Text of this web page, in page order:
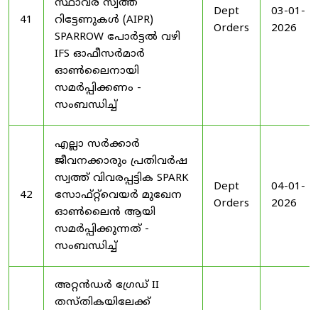
41
സ്ഥാവര സ്വത്ത്
റിട്ടേണുകൾ (AIPR)
SPARROW പോർട്ടൽ വഴി
IFS ഓഫീസർമാർ
ഓൺലൈനായി
സമർപ്പിക്കണം -
സംബന്ധിച്ച്
Dept
Orders
03-01-
2026
42
എല്ലാ സർക്കാർ
ജീവനക്കാരും പ്രതിവർഷ
സ്വത്ത് വിവരപ്പട്ടിക SPARK
സോഫ്റ്റ്‌വെയർ മുഖേന
ഓൺലൈൻ ആയി
സമർപ്പിക്കുന്നത് -
സംബന്ധിച്ച്
Dept
Orders
04-01-
2026
അറ്റൻഡർ ഗ്രേഡ് II
തസ്തികയിലേക്ക്